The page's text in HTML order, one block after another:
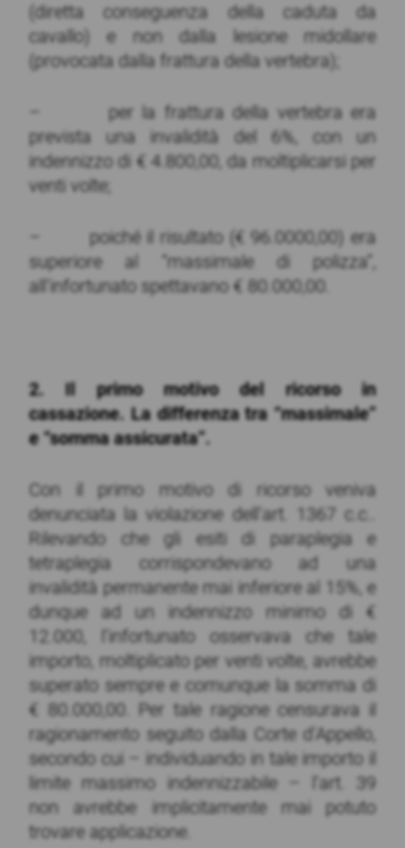
(diretta conseguenza della caduta da
cavallo) e non dalla lesione midollare
(provocata dalla frattura della vertebra);
– per la frattura della vertebra era
prevista una invalidità del 6%, con un
indennizzo di € 4.800,00, da moltiplicarsi per
venti volte;
– poiché il risultato (€ 96.0000,00) era
superiore al “massimale di polizza”,
all’infortunato spettavano € 80.000,00.
2. Il primo motivo del ricorso in
cassazione. La differenza tra “massimale”
e “somma assicurata”.
Con il primo motivo di ricorso veniva
denunciata la violazione dell’art. 1367 c.c..
Rilevando che gli esiti di paraplegia e
tetraplegia corrispondevano ad una
invalidità permanente mai inferiore al 15%, e
dunque ad un indennizzo minimo di €
12.000, l’infortunato osservava che tale
importo, moltiplicato per venti volte, avrebbe
superato sempre e comunque la somma di
€ 80.000,00. Per tale ragione censurava il
ragionamento seguito dalla Corte d’Appello,
secondo cui – individuando in tale importo il
limite massimo indennizzabile – l’art. 39
non avrebbe implicitamente mai potuto
trovare applicazione.